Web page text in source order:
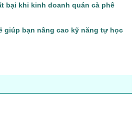
bại khi kinh doanh quán cà phê
giúp bạn nâng cao kỹ năng tự học